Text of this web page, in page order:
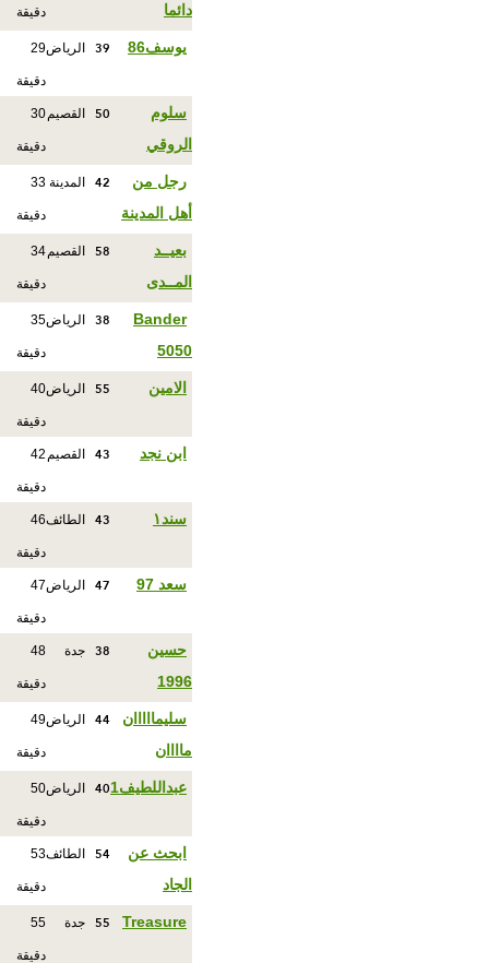
دائما
دقيقة
يوسف86 39 الرياض29
دقيقة
سلوم
الروقي
50 القصيم30
دقيقة
رجل من
أهل المدينة
42 المدينة 33
دقيقة
بعيــد
المــدى
58 القصيم34
دقيقة
Bander
5050
38 الرياض35
دقيقة
الامين 55 الرياض40
دقيقة
ابن نجد 43 القصيم 42
دقيقة
سند١ 43 الطائف46
دقيقة
سعد 97 47 الرياض47
دقيقة
حسين
1996
38 جدة 48
دقيقة
سليمااااان
ماااان
44 الرياض49
دقيقة
عبداللطيف1 40 الرياض50
دقيقة
ابحث عن
الجاد
54 الطائف53
دقيقة
Treasure
55 جدة 55
دقيقة